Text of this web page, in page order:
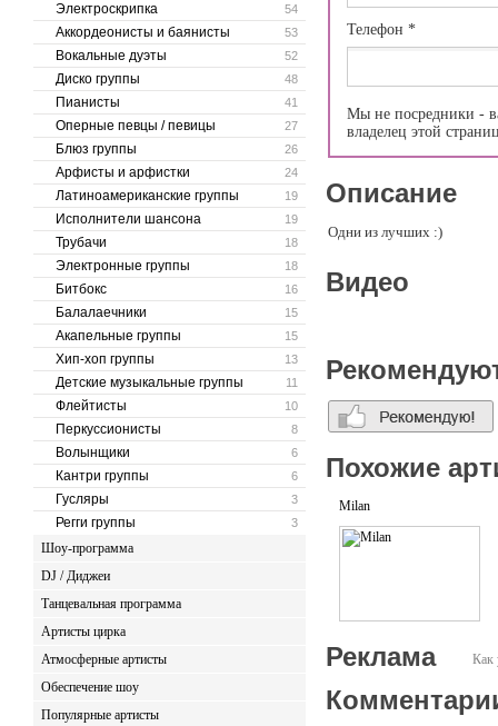
54
Электроскрипка
53
Аккордеонисты и баянисты
52
Вокальные дуэты
48
Диско группы
41
Пианисты
27
Оперные певцы / певицы
26
Блюз группы
24
Арфисты и арфистки
19
Латиноамериканские группы
19
Исполнители шансона
18
Трубачи
18
Электронные группы
16
Битбокс
15
Балалаечники
15
Акапельные группы
13
Хип-хоп группы
11
Детские музыкальные группы
10
Флейтисты
8
Перкуссионисты
6
Волынщики
6
Кантри группы
3
Гусляры
3
Регги группы
Шоу-программа
DJ / Диджеи
Танцевальная программа
Артисты цирка
Атмосферные артисты
Обеспечение шоу
Популярные артисты
Телефон *
Мы не посредники -
владелец этой
Описание
Одни из лучших :)
Видео
Похожие
Milan
Как
Реклама